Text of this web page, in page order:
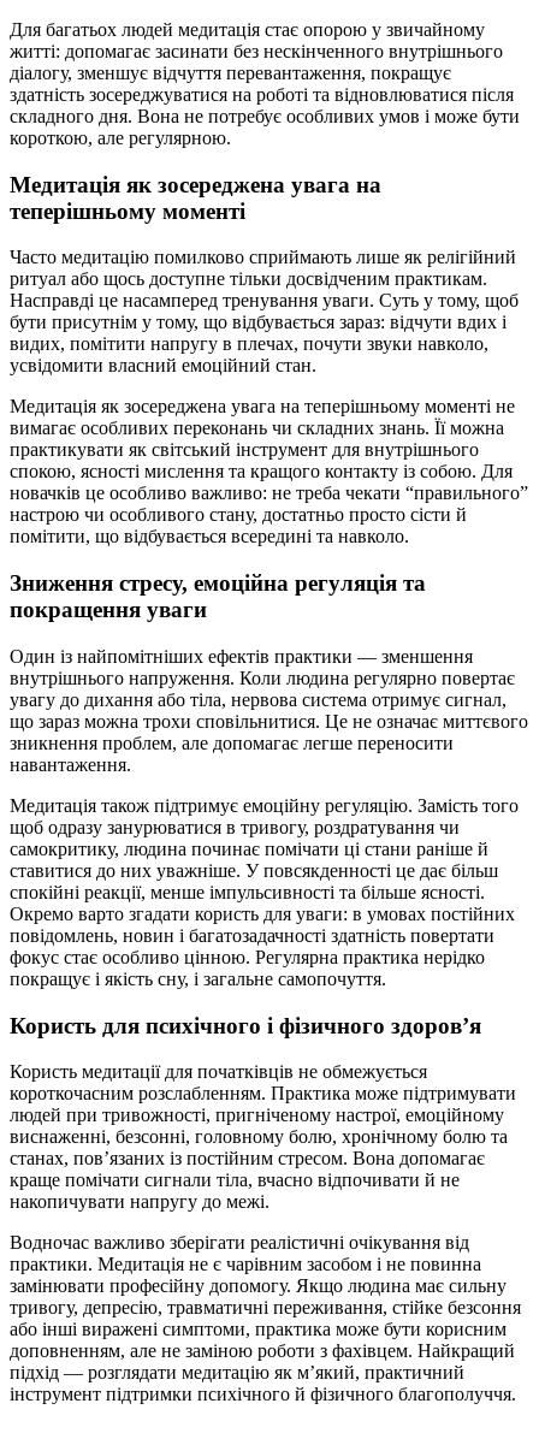
Для багатьох людей медитація стає опорою у звичайному
житті: допомагає засинати без нескінченного внутрішнього
діалогу, зменшує відчуття перевантаження, покращує
здатність зосереджуватися на роботі та відновлюватися після
складного дня. Вона не потребує особливих умов і може бути
короткою, але регулярною.
Медитація як зосереджена увага на
теперішньому моменті
Часто медитацію помилково сприймають лише як релігійний
ритуал або щось доступне тільки досвідченим практикам.
Насправді це насамперед тренування уваги. Суть у тому, щоб
бути присутнім у тому, що відбувається зараз: відчути вдих і
видих, помітити напругу в плечах, почути звуки навколо,
усвідомити власний емоційний стан.
Медитація як зосереджена увага на теперішньому моменті не
вимагає особливих переконань чи складних знань. Її можна
практикувати як світський інструмент для внутрішнього
спокою, ясності мислення та кращого контакту із собою. Для
новачків це особливо важливо: не треба чекати “правильного”
настрою чи особливого стану, достатньо просто сісти й
помітити, що відбувається всередині та навколо.
Зниження стресу, емоційна регуляція та
покращення уваги
Один із найпомітніших ефектів практики — зменшення
внутрішнього напруження. Коли людина регулярно повертає
увагу до дихання або тіла, нервова система отримує сигнал,
що зараз можна трохи сповільнитися. Це не означає миттєвого
зникнення проблем, але допомагає легше переносити
навантаження.
Медитація також підтримує емоційну регуляцію. Замість того
щоб одразу занурюватися в тривогу, роздратування чи
самокритику, людина починає помічати ці стани раніше й
ставитися до них уважніше. У повсякденності це дає більш
спокійні реакції, менше імпульсивності та більше ясності.
Окремо варто згадати користь для уваги: в умовах постійних
повідомлень, новин і багатозадачності здатність повертати
фокус стає особливо цінною. Регулярна практика нерідко
покращує і якість сну, і загальне самопочуття.
Користь для психічного і фізичного здоров’я
Користь медитації для початківців не обмежується
короткочасним розслабленням. Практика може підтримувати
людей при тривожності, пригніченому настрої, емоційному
виснаженні, безсонні, головному болю, хронічному болю та
станах, пов’язаних із постійним стресом. Вона допомагає
краще помічати сигнали тіла, вчасно відпочивати й не
накопичувати напругу до межі.
Водночас важливо зберігати реалістичні очікування від
практики. Медитація не є чарівним засобом і не повинна
замінювати професійну допомогу. Якщо людина має сильну
тривогу, депресію, травматичні переживання, стійке безсоння
або інші виражені симптоми, практика може бути корисним
доповненням, але не заміною роботи з фахівцем. Найкращий
підхід — розглядати медитацію як м’який, практичний
інструмент підтримки психічного й фізичного благополуччя.